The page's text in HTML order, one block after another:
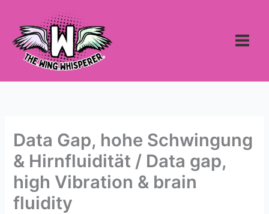
springen
Data Gap, hohe Schwingung
& Hirnfluidität / Data gap,
high Vibration & brain
fluidity